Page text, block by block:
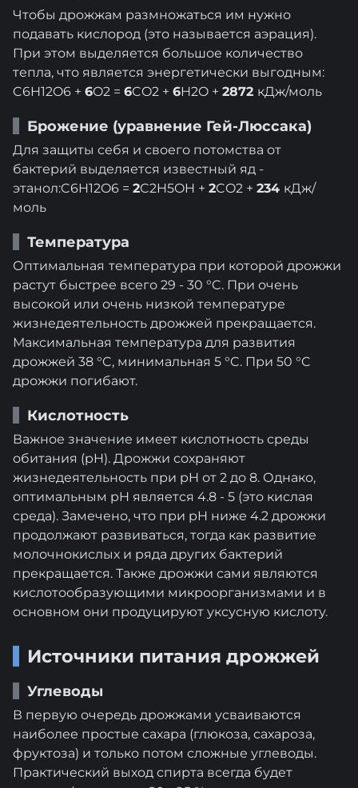
Чтобы дрожжам размножаться им нужно
подавать кислород (это называется аэрация).
При этом выделяется большое количество
тепла, что является энергетически выгодным:
C6H12O6 + 6O2 = 6CO2 + 6H2O + 2872 кДж/моль
Брожение (уравнение Гей-Люссака)
Для защиты себя и своего потомства от
бактерий выделяется известный яд -
этанол:C6H12O6 = 2C2H5OH + 2CO2 + 234 кДж/
моль
Температура
Оптимальная температура при которой дрожжи
растут быстрее всего 29 - 30 °C. При очень
высокой или очень низкой температуре
жизнедеятельность дрожжей прекращается.
Максимальная температура для развития
дрожжей 38 °C, минимальная 5 °C. При 50 °C
дрожжи погибают.
Кислотность
Важное значение имеет кислотность среды
обитания (pH). Дрожжи сохраняют
жизнедеятельность при pH от 2 до 8. Однако,
оптимальным pH является 4.8 - 5 (это кислая
среда). Замечено, что при pH ниже 4.2 дрожжи
продолжают развиваться, тогда как развитие
молочнокислых и ряда других бактерий
прекращается. Также дрожжи сами являются
кислотообразующими микроорганизмами и в
основном они продуцируют уксусную кислоту.
Источники питания дрожжей
Углеводы
В первую очередь дрожжами усваиваются
наиболее простые сахара (глюкоза, сахароза,
фруктоза) и только потом сложные углеводы.
Практический выход спирта всегда будет